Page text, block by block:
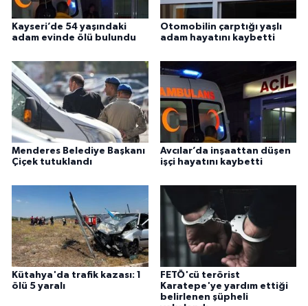
Kayseri’de 54 yaşındaki
adam evinde ölü bulundu
Otomobilin çarptığı yaşlı
adam hayatını kaybetti
Menderes Belediye Başkanı
Çiçek tutuklandı
Avcılar’da inşaattan düşen
işçi hayatını kaybetti
Kütahya'da trafik kazası: 1
ölü 5 yaralı
FETÖ'cü terörist
Karatepe'ye yardım ettiği
belirlenen şüpheli